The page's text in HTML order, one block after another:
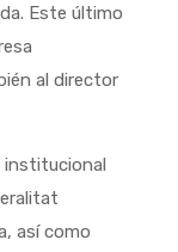
Este último
al director
institucional
así como